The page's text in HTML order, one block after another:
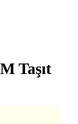
Taşıt